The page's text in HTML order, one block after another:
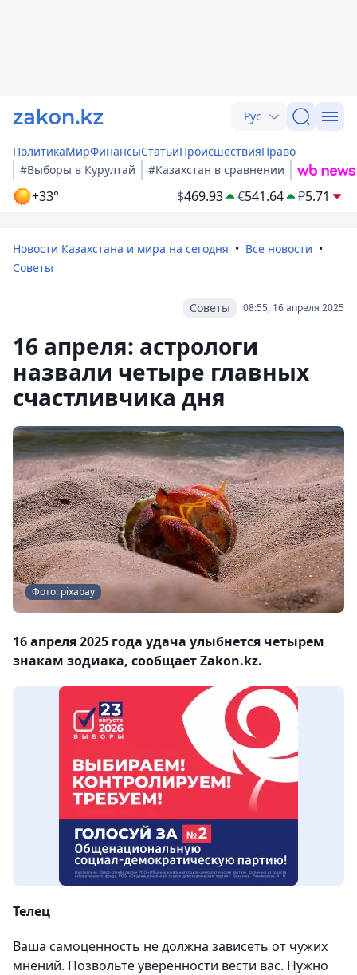
Рус
ПолитикаМирФинансыСтатьиПроисшествияПраво
#Выборы в Курултай
#Казахстан в сравнении
+33° $469.93 €541.64 ₽5.71
Новости Казахстана и мира на сегодня
Все новости
Советы
08:55, 16 апреля 2025
Советы
16 апреля: астрологи
назвали четыре главных
счастливчика дня
Фото: pixabay
16 апреля 2025 года удача улыбнется четырем
знакам зодиака, сообщает Zakon.kz.
Телец
Ваша самоценность не должна зависеть от чужих
мнений. Позвольте уверенности вести вас. Нужно